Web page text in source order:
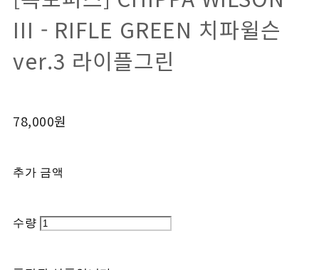
III - RIFLE GREEN 치파윌슨
ver.3 라이플그린
78,000원
추가 금액
수량